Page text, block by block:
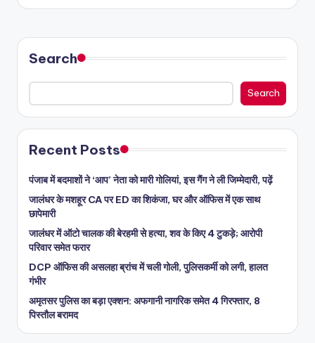
Search
Search
Recent Posts
पंजाब में बदमाशों ने ‘आप’ नेता को मारी गोलियां, इस गैंग ने ली जिम्मेदारी, पढ़ें
जालंधर के मशहूर CA पर ED का शिकंजा, घर और ऑफिस में एक साथ
छापेमारी
जालंधर में ऑटो चालक की बेरहमी से हत्या, शव के किए 4 टुकड़े; आरोपी
परिवार समेत फरार
DCP ऑफिस की असलहा ब्रांच में चली गोली, पुलिसकर्मी को लगी, हालत
गंभीर
अमृतसर पुलिस का बड़ा एक्शन: अफगानी नागरिक समेत 4 गिरफ्तार, 8
पिस्तौल बरामद